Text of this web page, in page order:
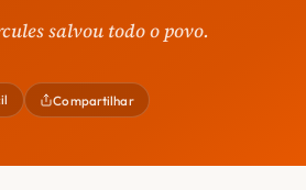
salvou todo o povo.
Compartilhar